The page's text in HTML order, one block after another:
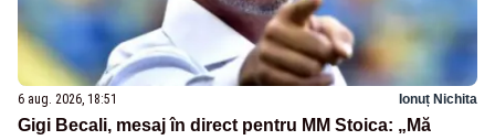
6 aug. 2026, 18:51 Ionuț Nichita
Gigi Becali, mesaj în direct pentru MM Stoica: „Mă